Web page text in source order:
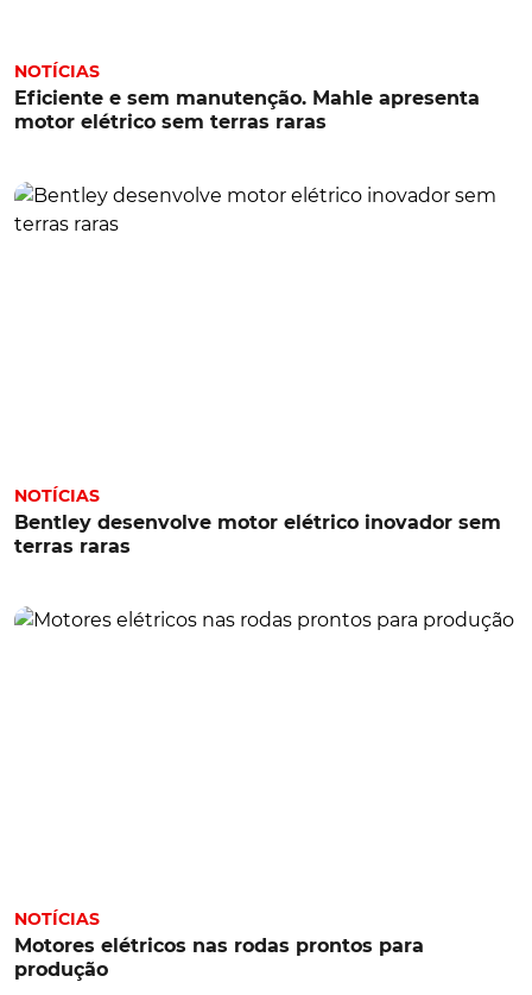
NOTÍCIAS
Eficiente e sem manutenção. Mahle apresenta
motor elétrico sem terras raras
NOTÍCIAS
Bentley desenvolve motor elétrico inovador sem
terras raras
NOTÍCIAS
Motores elétricos nas rodas prontos para
produção